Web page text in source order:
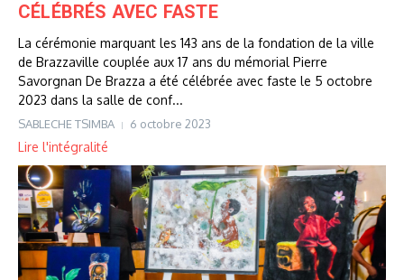
CÉLÉBRÉS AVEC FASTE
La cérémonie marquant les 143 ans de la fondation de la ville
de Brazzaville couplée aux 17 ans du mémorial Pierre
Savorgnan De Brazza a été célébrée avec faste le 5 octobre
2023 dans la salle de conf...
SABLECHE TSIMBA 6 octobre 2023
Lire l'intégralité